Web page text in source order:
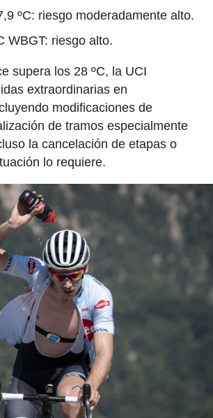
ºC: riesgo moderadamente alto.
WBGT: riesgo alto.
supera los 28 ºC, la UCI
extraordinarias en
modificaciones de
de tramos especialmente
la cancelación de etapas o
lo requiere.